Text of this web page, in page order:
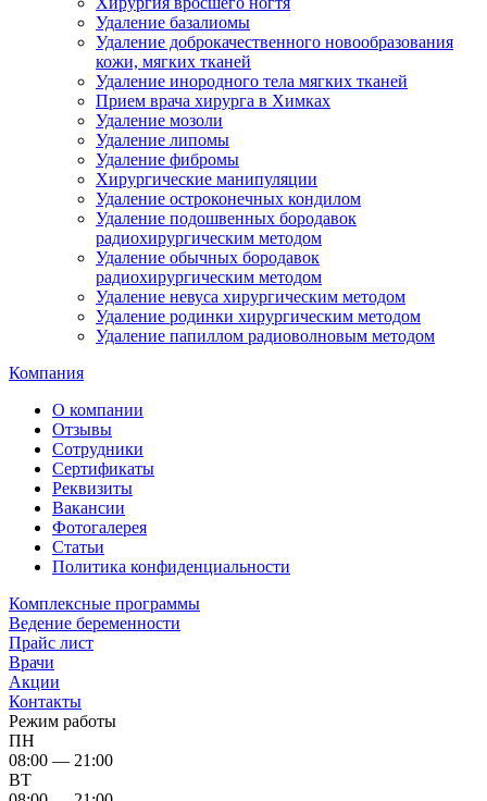
Удаление базалиомы
Удаление доброкачественного новообразования
кожи, мягких тканей
Удаление инородного тела мягких тканей
Прием врача хирурга в Химках
Удаление мозоли
Удаление липомы
Удаление фибромы
Хирургические манипуляции
Удаление остроконечных кондилом
Удаление подошвенных бородавок
радиохирургическим методом
Удаление обычных бородавок
радиохирургическим методом
Удаление невуса хирургическим методом
Удаление родинки хирургическим методом
Удаление папиллом радиоволновым методом
Компания
О компании
Отзывы
Сотрудники
Сертификаты
Реквизиты
Вакансии
Фотогалерея
Статьи
Политика конфиденциальности
Комплексные программы
Ведение беременности
Прайс лист
Врачи
Акции
Контакты
Режим работы
ПН
08:00 — 21:00
ВТ